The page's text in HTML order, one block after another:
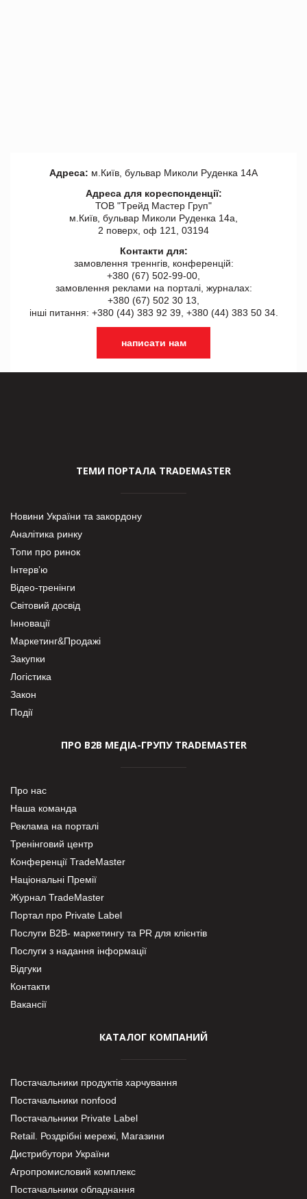
Адреса: м.Київ, бульвар Миколи Руденка 14А
Адреса для кореспонденції:
ТОВ "Tрейд Мастер Груп"
м.Київ, бульвар Миколи Руденка 14а,
2 поверх, оф 121, 03194
Контакти для:
замовлення треннгів, конференцій:
+380 (67) 502-99-00,
замовлення реклами на порталі, журналах:
+380 (67) 502 30 13,
інші питання: +380 (44) 383 92 39, +380 (44) 383 50 34.
написати нам
ТЕМИ ПОРТАЛА TRADEMASTER
Новини України та закордону
Аналітика ринку
Топи про ринок
Інтерв’ю
Відео-тренінги
Світовий досвід
Інновації
Маркетинг&Продажі
Закупки
Логістика
Закон
Події
ПРО В2В МЕДІА-ГРУПУ TRADEMASTER
Про нас
Наша команда
Реклама на порталі
Тренінговий центр
Конференції TradeMaster
Національні Премії
Журнал TradeMaster
Портал про Private Label
Послуги В2В- маркетингу та PR для клієнтів
Послуги з надання інформації
Відгуки
Контакти
Вакансії
КАТАЛОГ КОМПАНИЙ
Постачальники продуктів харчування
Постачальники nonfood
Постачальники Private Label
Retail. Роздрібні мережі, Магазини
Дистрибутори України
Агропромисловий комплекс
Постачальники обладнання